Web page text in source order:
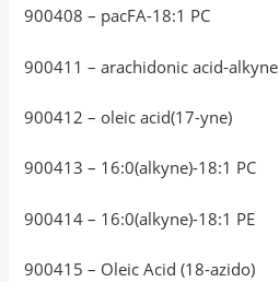
900408 – pacFA-18:1 PC
900411 – arachidonic acid-alkyne
900412 – oleic acid(17-yne)
900413 – 16:0(alkyne)-18:1 PC
900414 – 16:0(alkyne)-18:1 PE
900415 – Oleic Acid (18-azido)